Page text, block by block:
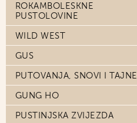
ROKAMBOLESKNE
PUSTOLOVINE
WILD WEST
GUS
PUTOVANJA, SNOVI I TAJNE
GUNG HO
PUSTINJSKA ZVIJEZDA